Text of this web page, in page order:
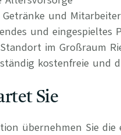
Getränke und
und eingespieltes
im Großraum
kostenfreie und
Sie
übernehmen Sie